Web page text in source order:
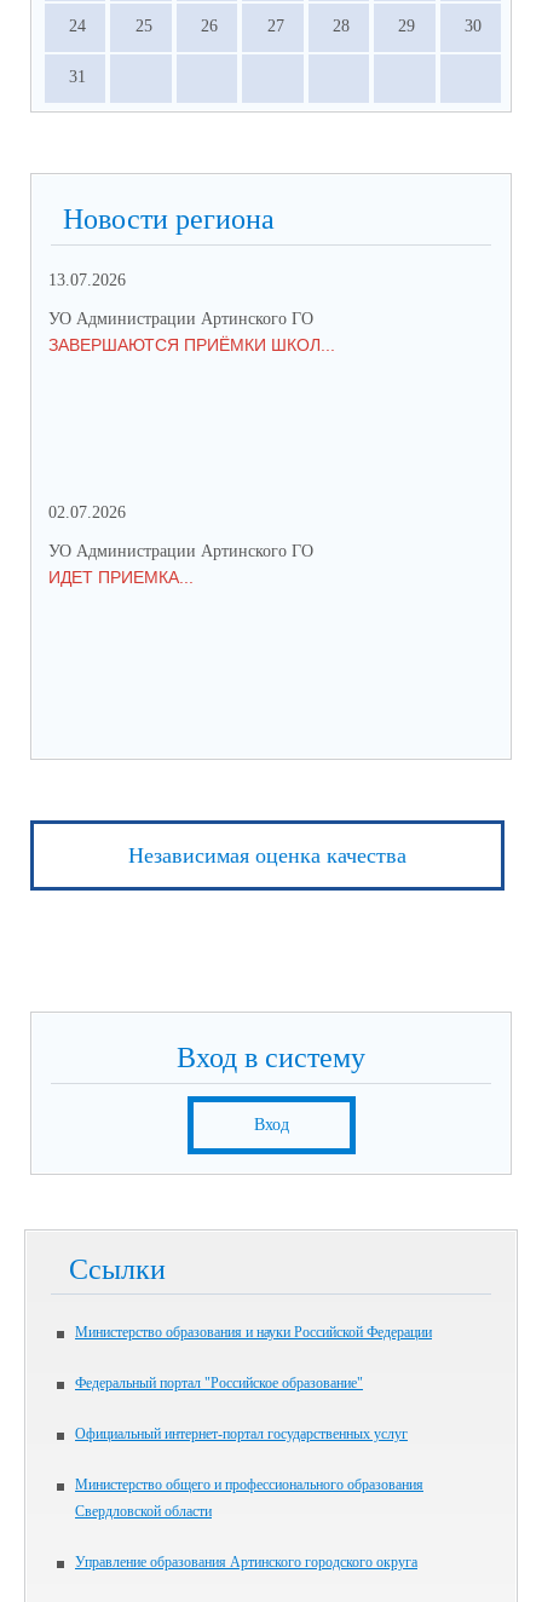
24 25 26 27 28 29 30
31
Новости региона
13.07.2026
УО Администрации Артинского ГО
ЗАВЕРШАЮТСЯ ПРИЁМКИ ШКОЛ...
02.07.2026
УО Администрации Артинского ГО
ИДЕТ ПРИЕМКА...
Независимая оценка качества
Вход в систему
Вход
Ссылки
Министерство образования и науки Российской Федерации
Федеральный портал "Российское образование"
Официальный интернет-портал государственных услуг
Министерство общего и профессионального образования
Свердловской области
Управление образования Артинского городского округа